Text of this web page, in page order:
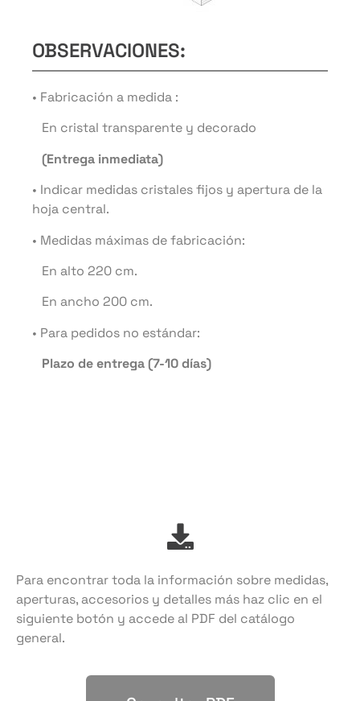
OBSERVACIONES:
• Fabricación a medida :
En cristal transparente y decorado
(Entrega inmediata)
• Indicar medidas cristales fijos y apertura de la
hoja central.
• Medidas máximas de fabricación:
En alto 220 cm.
En ancho 200 cm.
• Para pedidos no estándar:
Plazo de entrega (7-10 días)
Para encontrar toda la información sobre medidas,
aperturas, accesorios y detalles más haz clic en el
siguiente botón y accede al PDF del catálogo
general.